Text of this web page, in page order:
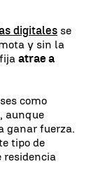
digitales se
y sin la
atrae a
como
, aunque
ganar fuerza.
tipo de
residencia